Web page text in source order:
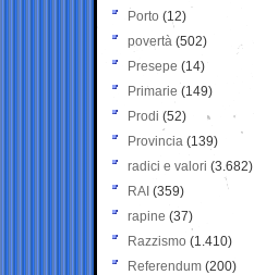
Porto (12)
povertà (502)
Presepe (14)
Primarie (149)
Prodi (52)
Provincia (139)
radici e valori (3.682)
RAI (359)
rapine (37)
Razzismo (1.410)
Referendum (200)